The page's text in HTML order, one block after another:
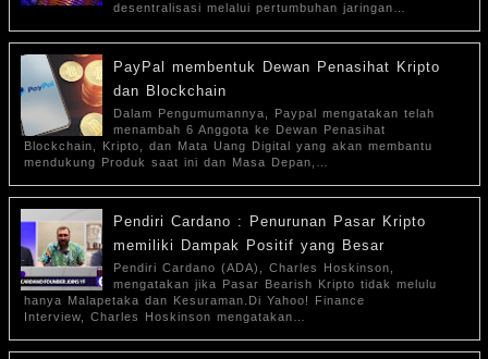
desentralisasi melalui pertumbuhan jaringan…
PayPal membentuk Dewan Penasihat Kripto
dan Blockchain
Dalam Pengumumannya, Paypal mengatakan telah
menambah 6 Anggota ke Dewan Penasihat
Blockchain, Kripto, dan Mata Uang Digital yang akan membantu
mendukung Produk saat ini dan Masa Depan,…
Pendiri Cardano : Penurunan Pasar Kripto
memiliki Dampak Positif yang Besar
Pendiri Cardano (ADA), Charles Hoskinson,
mengatakan jika Pasar Bearish Kripto tidak melulu
hanya Malapetaka dan Kesuraman.Di Yahoo! Finance
Interview, Charles Hoskinson mengatakan…